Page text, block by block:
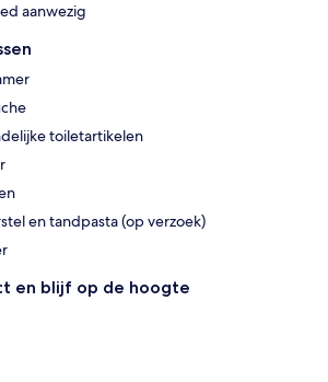
aanwezig
toiletartikelen
en tandpasta (op verzoek)
en blijf op de hoogte